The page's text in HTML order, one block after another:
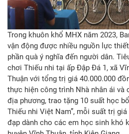
Trong khuôn khổ MHX năm 2023,
vận động được nhiều nguồn lực
phần quà ý nghĩa đến người dân.
chơi Thiếu nhi tại ấp Đập Đá 1, xã
Thuận với tổng trị giá 40.000.000
thực hiện công trình Nhà nhân ái và
địa phương, trao tặng 10 suất học
Thiếu nhi Việt Nam”, mỗi suất trị
đạp dành cho các em học sinh khó